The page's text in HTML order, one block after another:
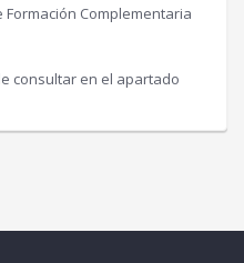
Complementaria
consultar en el apartado